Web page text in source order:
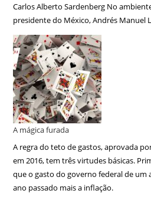
Carlos Alberto Sardenberg No
presidente do México, Andrés Manuel
A mágica furada
A regra do teto de gastos, aprovada
em 2016, tem três virtudes básicas.
que o gasto do governo federal de um
ano passado mais a inflação.